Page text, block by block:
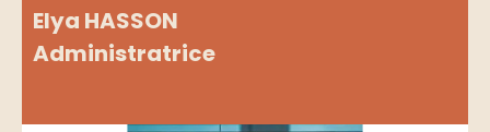
Elya HASSON
Administratrice